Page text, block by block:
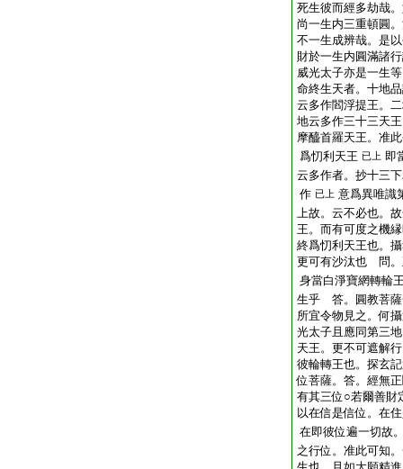
死生彼而經多劫哉
尚一生内三重頓圓
不一生成辨哉。是
財於一生内圓滿諸
威光太子亦是一生
命終生天者。十地
云多作閻浮提王。
地云多作三十三天
摩醯首羅天王。准
爲忉利天王 已上 即
云多作者。抄十三
作 已上 意爲異唯識
上故。云不必也。
王。而有可度之機
終爲忉利天王也。
更可有沙汰也 問。
身當白淨寶網轉輪
生乎 答。圓教菩薩
所宜令物見之。何
光太子且應同第三
天王。更不可遮解
彼輪轉王也。探玄
位菩薩。答。經無
有其三位○若爾善財
以在信是信位。在
在即彼位遍一切故
之行位。准此可知